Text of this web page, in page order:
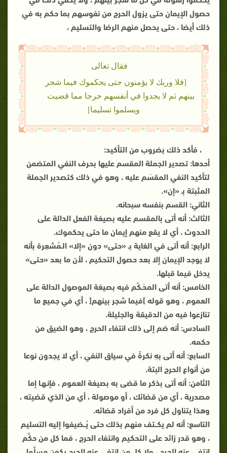
حصول الإيمان حتى يزول الحرج من نفوسهم بما حكم به في
ذلك أيضا ، حتى يحصل منهم الرضا والتسليم ،
فقال تعالى
[فلا وربك لا يؤمنون حتى يحكموك فيما شجر
بينهم ثم لا يجدوا في أنفسهم حرجا مما قضيت
ويسلموا تسليما]
، فأكد ذلك بضروب من التأكيد:
أحدها: تصدير الجملة المقسم عليها بحرف النفي المتضمن
لتأكيد النفي المقسَم عليه ، وهو في ذلك كتصدير الجملة
المثبتة بـ «إن».
الثاني: القسم بنفسه سبحانه.
الثالث: أنه أتى بالمقسم عليه بصيغة الفعل الدالة على
الحدوث ، أي لا يقع منهم إيمان ما حتى يحكموك.
الرابع: أنه أتى في الغاية بـ «حتى» دون «إلا» الـمُشعِرة بأنه
لا يوجد الإيمان إلا بعد حصول التحكيم ، لأن ما بعد «حتى»
يدخل فيما قبلها.
الخامس: أنه أتى المحَـكّم فيه بصيغة الموصول الدالة على
العموم ، وهو قوله ]فيما شجر بينهم[ ، أي في جميع ما
تنازعوا فيه من الدقيقة والجليلة.
السادس: أنه ضم إلى ذلك انتفاء الحرج ، وهو الضيق من
حكمه.
السابع: أنه أتى بهِ نكرةً في سياق النفي ، أي لا يجدون نوعا
من أنواع الحرج البتة.
الثامن: أنه أتى بذكر ما قضى به بصيغة العموم ، فإنـهـا إما
مصدرية ، أي من قضائك ، أو موصولة ، أي من الذي قضيته ،
وهذا يتناول كل فرد من أفراد قضائه.
التاسع: أنه لم يكــتف منهم بذلك حتى يُــضيفوا إليه التسليم
، وهو قدر زائد على التحكيم وانتفاء الحرج ، فما كل من حكَّم